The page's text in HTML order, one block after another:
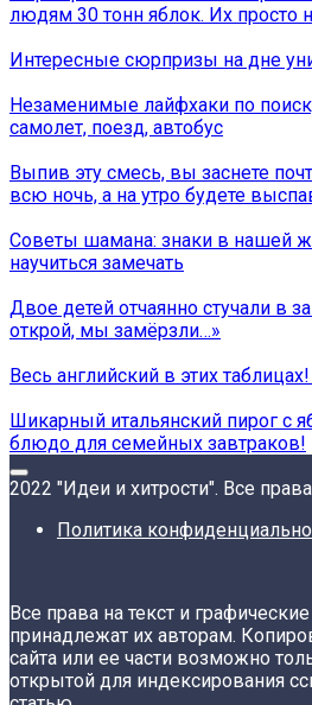
людям 30 тонн яблок. Их просто
Интересные сюрпризы на дне
Незаменимые лайфхаки по
самолет, поезд, автобус
Выпив эту смесь, вы заснете
всю ночь, а на утро будете
Советы шамана: знаки в нашей
научиться замечать
Двое детей отчаянно стучали в
открой, мы замёрзли…»
Весь английский в этих
Шикарный итальянский пирог с
блюдо для семейных завтраков!
2022 "Идеи и хитрости". Все
Политика
Все права на текст и
принадлежат их авторам.
сайта или ее части возможно
открытой для индексирования